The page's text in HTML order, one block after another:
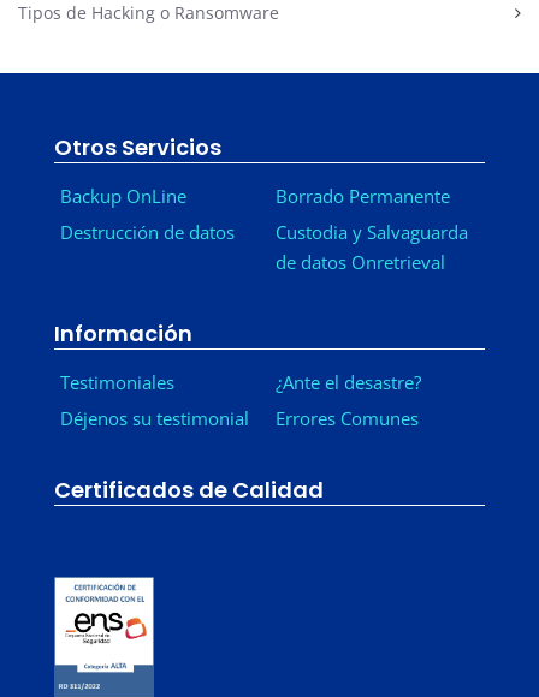
Tipos de Hacking o Ransomware
Otros Servicios
Backup OnLine
Destrucción de datos
Borrado Permanente
Custodia y Salvaguarda
de datos Onretrieval
Información
Testimoniales
Déjenos su testimonial
¿Ante el desastre?
Errores Comunes
Certificados de Calidad